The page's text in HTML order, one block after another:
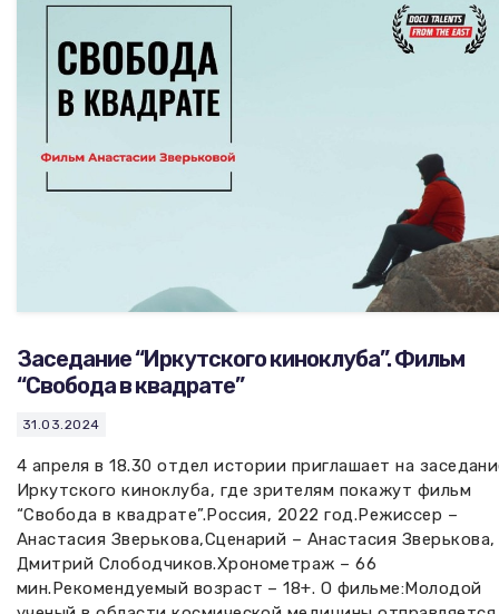
Независимая оценка
Научные издания
Фонды и коллекции
Дирекция
Музей В.Г. Распутина
Научно-фондовый отдел
Мемориальный дом А.М. Тюрюмина
Повышение квалификации
Передвижные выставки
Профессиональные мероприятия
Заседание “Иркутского киноклуба”. Фильм
“Свобода в квадрате”
31.03.2024
4 апреля в 18.30 отдел истории приглашает на
Иркутского киноклуба, где зрителям покажут фильм
“Свобода в квадрате”.Россия, 2022 год.Режиссер –
Анастасия Зверькова,Сценарий – Анастасия Зверькова,
Дмитрий Слободчиков.Хронометраж – 66
мин.Рекомендуемый возраст – 18+. О фильме:Молодой